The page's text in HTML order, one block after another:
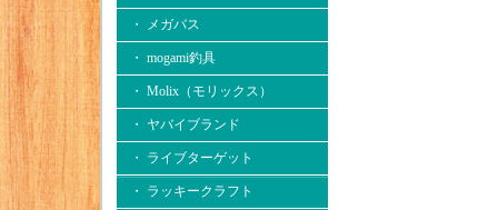
・ メガバス
・ mogami釣具
・ Molix（モリックス）
・ ヤバイブランド
・ ライブターゲット
・ ラッキークラフト